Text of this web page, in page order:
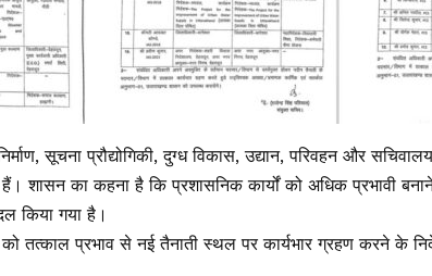
सूचना प्रौद्योगिकी, दुग्ध विकास, उद्यान, परिवहन और
शासन का कहना है कि प्रशासनिक कार्यों को अधिक प्रभावी
किया गया है।
तत्काल प्रभाव से नई तैनाती स्थल पर कार्यभार ग्रहण करने के